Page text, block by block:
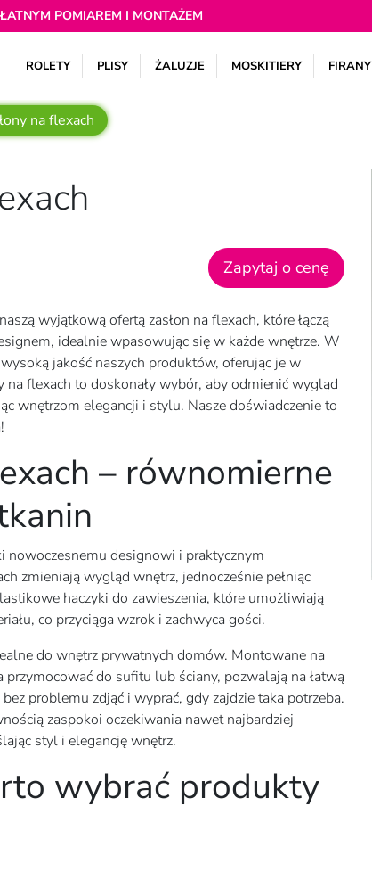
POMIAREM I MONTAŻEM
ROLETY PLISY ŻALUZJE MOSKITIERY FIRANY
na flexach
Zapytaj o cenę
wyjątkową ofertą zasłon na flexach, które łączą
idealnie wpasowując się w każde wnętrze. W
jakość naszych produktów, oferując je w
na flexach to doskonały wybór, aby odmienić wygląd
wnętrzom elegancji i stylu. Nasze doświadczenie to
– równomierne
nowoczesnemu designowi i praktycznym
zmieniają wygląd wnętrz, jednocześnie pełniąc
haczyki do zawieszenia, które umożliwiają
co przyciąga wzrok i zachwyca gości.
do wnętrz prywatnych domów. Montowane na
do sufitu lub ściany, pozwalają na łatwą
problemu zdjąć i wyprać, gdy zajdzie taka potrzeba.
zaspokoi oczekiwania nawet najbardziej
styl i elegancję wnętrz.
wybrać produkty